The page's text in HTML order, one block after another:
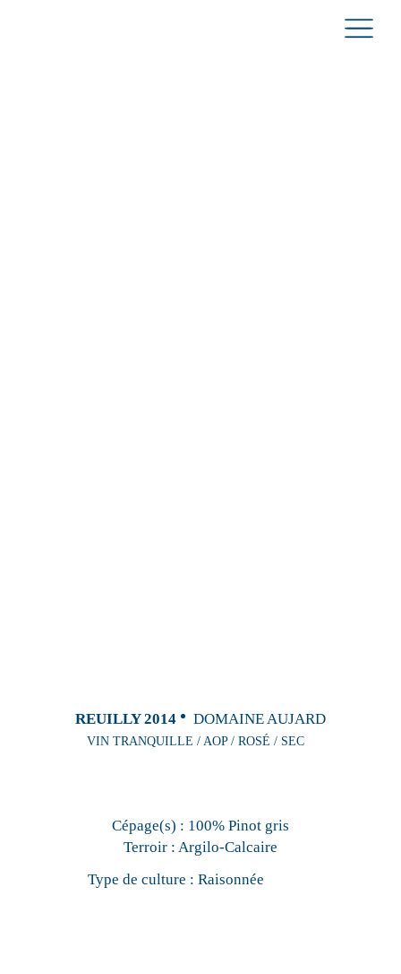
REUILLY 2014 DOMAINE AUJARD
VIN TRANQUILLE / AOP / ROSÉ / SEC
Cépage(s) : 100% Pinot gris
Terroir : Argilo-Calcaire
Type de culture : Raisonnée